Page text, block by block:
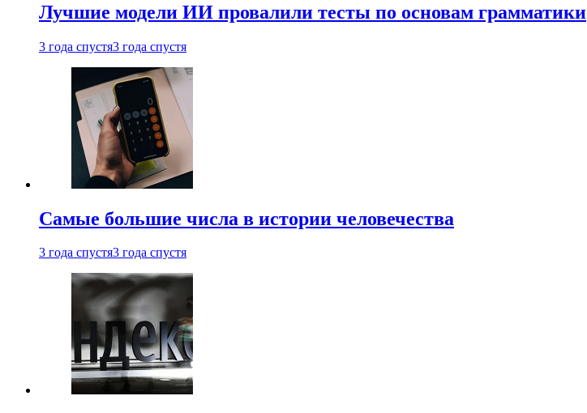
Лучшие модели ИИ провалили тесты по основам грамматики
3 года спустя3 года спустя
Самые большие числа в истории человечества
3 года спустя3 года спустя